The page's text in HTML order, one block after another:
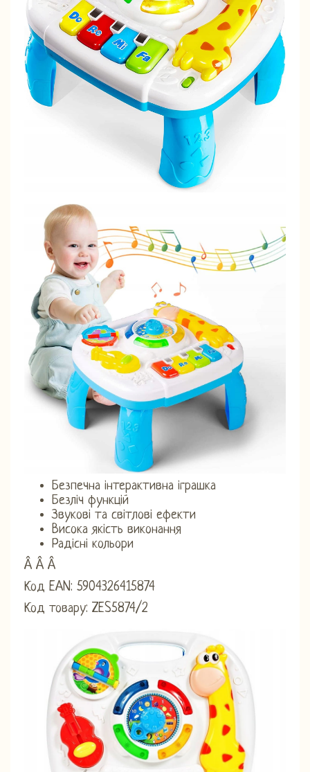
Безпечна інтерактивна іграшка
Безліч функцій
Звукові та світлові ефекти
Висока якість виконання
Радісні кольори
Â Â Â
Код EAN: 5904326415874
Код товару: ZES5874/2